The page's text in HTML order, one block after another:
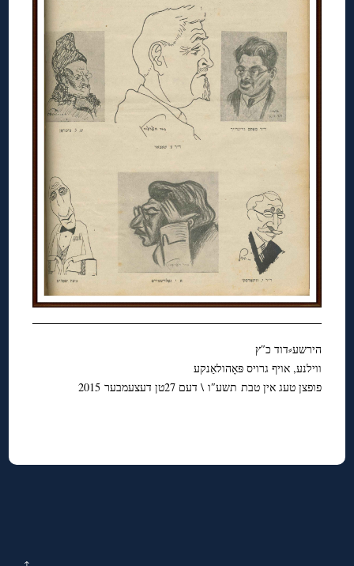
הירשע⸗דוד כ″ץ
ווילנע, אויף גרויס פּאָהולאַנקע
פופצן טעג אין טבת תשע″ו \ דעם 27טן דעצעמבער 2015
↑